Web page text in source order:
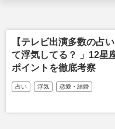
【テレビ出演多数の占
て浮気してる？ 」12星
ポイントを徹底考察
占い 浮気 恋愛・結婚